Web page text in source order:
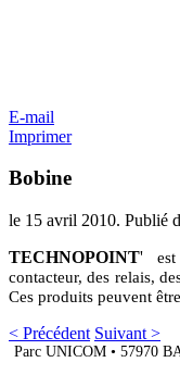
E-mail
Imprimer
Bobine
le 15 avril 2010. Publié
TECHNOPOINT' est
contacteur, des relais,
Ces produits peuvent
< Précédent Suivant >
Parc UNICOM • 57970